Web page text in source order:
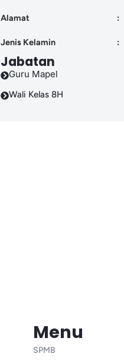
Alamat :
Jenis Kelamin :
Jabatan
Guru Mapel
Wali Kelas 8H
Menu
SPMB